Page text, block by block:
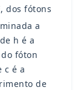
dos fótons
a
h é a
fóton
c é a
de